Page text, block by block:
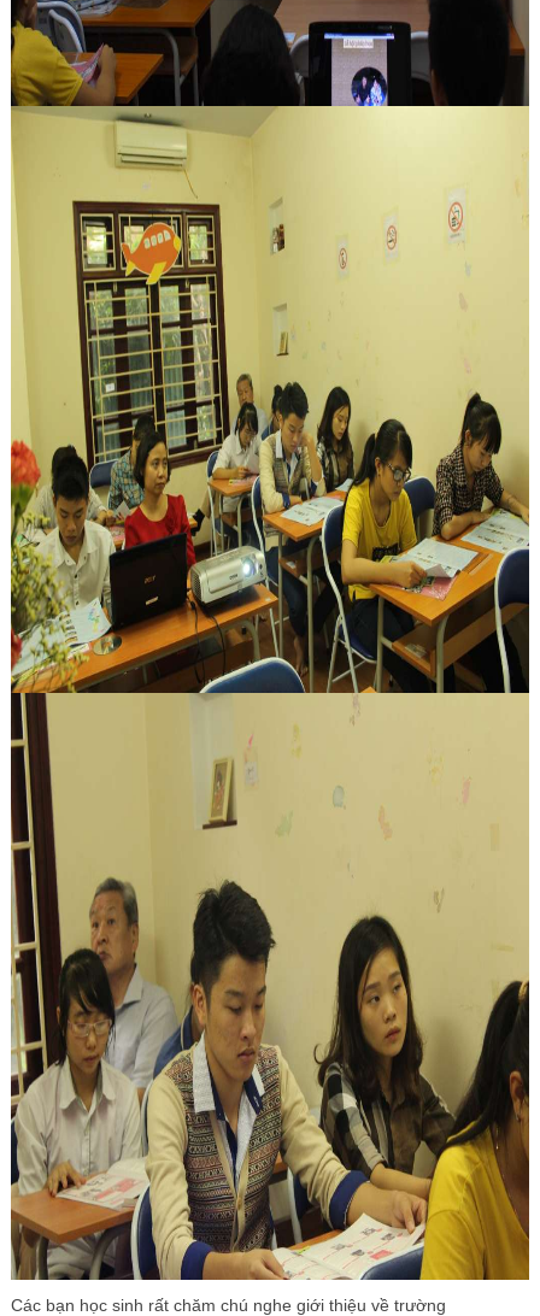
Các bạn học sinh rất chăm chú nghe giới thiệu về trường